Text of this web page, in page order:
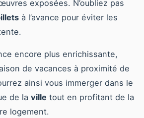
exposées. N’oubliez pas
à l’avance pour éviter les
encore plus enrichissante,
de vacances à proximité de
ainsi vous immerger dans le
de la ville tout en profitant de la
logement.